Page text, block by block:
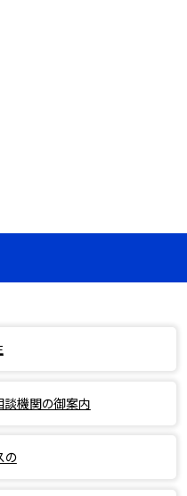
機関の御案内
の